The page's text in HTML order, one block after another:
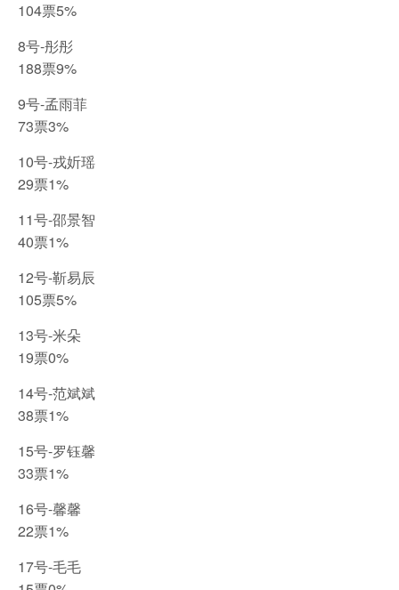
104票5%
8号-彤彤
188票9%
9号-孟雨菲
73票3%
10号-戎妡瑶
29票1%
11号-邵景智
40票1%
12号-靳易辰
105票5%
13号-米朵
19票0%
14号-范斌斌
38票1%
15号-罗钰馨
33票1%
16号-馨馨
22票1%
17号-毛毛